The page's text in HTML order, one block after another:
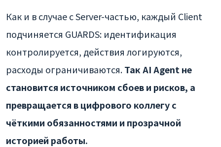
Как и в случае с Server-частью, каждый Client
подчиняется GUARDS: идентификация
контролируется, действия логируются,
расходы ограничиваются.Так AI Agent не
становится источником сбоев и рисков, а
превращается в цифрового коллегу с
чёткими обязанностями и прозрачной
историей работы.